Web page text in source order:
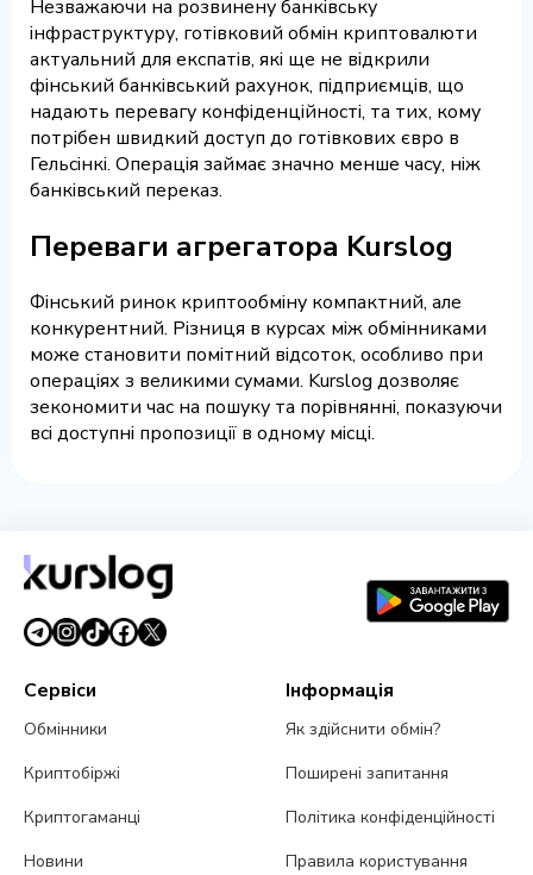
Незважаючи на розвинену банківську
інфраструктуру, готівковий обмін криптовалюти
актуальний для експатів, які ще не відкрили
фінський банківський рахунок, підприємців, що
надають перевагу конфіденційності, та тих, кому
потрібен швидкий доступ до готівкових євро в
Гельсінкі. Операція займає значно менше часу, ніж
банківський переказ.
Переваги агрегатора Kurslog
Фінський ринок криптообміну компактний, але
конкурентний. Різниця в курсах між обмінниками
може становити помітний відсоток, особливо при
операціях з великими сумами. Kurslog дозволяє
зекономити час на пошуку та порівнянні, показуючи
всі доступні пропозиції в одному місці.
Сервіси
Обмінники
Криптобіржі
Криптогаманці
Новини
Інформація
Як здійснити обмін?
Поширені запитання
Політика конфіденційності
Правила користування